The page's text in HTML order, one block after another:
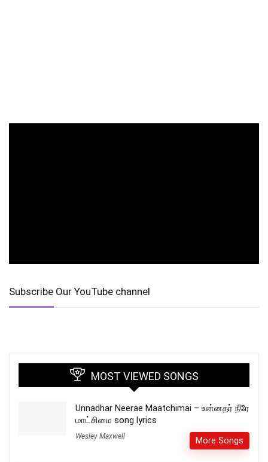
Subscribe Our YouTube channel
MOST VIEWED SONGS
Unnadhar Neerae Maatchimai – உன்னதர் நீரே
மாட்சிமை song lyrics
Wesley Maxwell More Songs